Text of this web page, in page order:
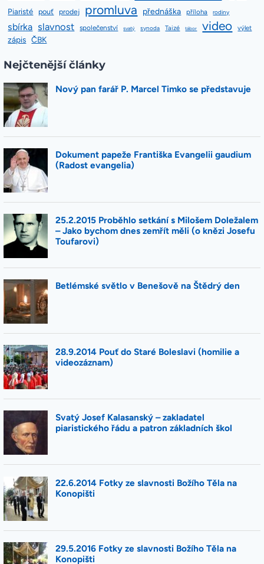
Piaristé
pouť prodej promluva přednáška příloha rodiny
sbírka slavnost společenství svatý synoda Taizé tábor video výlet
zápis ČBK
Nejčtenější články